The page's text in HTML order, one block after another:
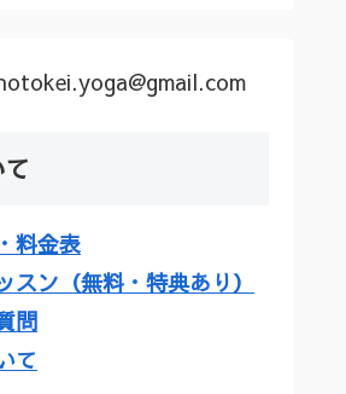
料金表
スン（無料・特典あり）
問
て